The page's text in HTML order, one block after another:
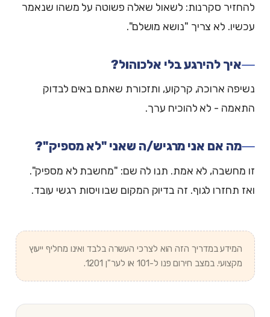
להחזיר סקרנות: לשאול שאלה פשוטה על משהו שנאמר
עכשיו. לא צריך "נושא מושלם".
איך להירגע בלי אלכוהול?
נשיפה ארוכה, קרקוע, ותזכורת שאתם באים לבדוק
התאמה - לא להוכיח ערך.
מה אם אני מרגיש/ה שאני "לא מספיק"?
זו מחשבה, לא אמת. תנו לה שם: "מחשבת לא מספיק".
ואז תחזרו לגוף. זה בדיוק המקום שבו ויסות רגשי עובד.
המידע במדריך הזה הוא לצרכי העשרה בלבד ואינו מחליף ייעוץ
מקצועי. במצב חירום פנו ל-101 או לער"ן 1201.